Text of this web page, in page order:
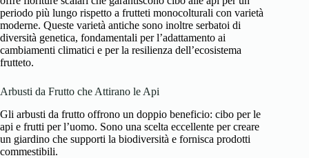
periodo più lungo rispetto a frutteti monocolturali con varietà
moderne. Queste varietà antiche sono inoltre serbatoi di
diversità genetica, fondamentali per l’adattamento ai
cambiamenti climatici e per la resilienza dell’ecosistema
frutteto.
Arbusti da Frutto che Attirano le Api
Gli arbusti da frutto offrono un doppio beneficio: cibo per le
api e frutti per l’uomo. Sono una scelta eccellente per creare
un giardino che supporti la biodiversità e fornisca prodotti
commestibili.